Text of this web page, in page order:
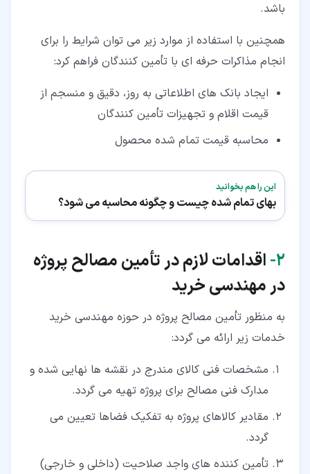
باشد.
همچنین با استفاده از موارد زیر می توان شرایط را برای
انجام مذاکرات حرفه ای با تأمین کنندگان فراهم کرد:
ایجاد بانک های اطلاعاتی به روز، دقیق و منسجم از
قیمت اقلام و تجهیزات تأمین کنندگان
محاسبه قیمت تمام شده محصول
این را هم بخوانید
بهای تمام شده چیست و چگونه محاسبه می شود؟
۲‏- اقدامات لازم در تأمین مصالح پروژه
در مهندسی خرید
به منظور تأمین مصالح پروژه در حوزه مهندسی خرید
خدمات زیر ارائه می گردد:
مشخصات فنی کالای مندرج در نقشه ها نهایی شده و
مدارک فنی مصالح برای پروژه تهیه می گردد.
مقادیر کالاهای پروژه به تفکیک فضاها تعیین می
گردد.
تأمین کننده های واجد صلاحیت (داخلی و خارجی)